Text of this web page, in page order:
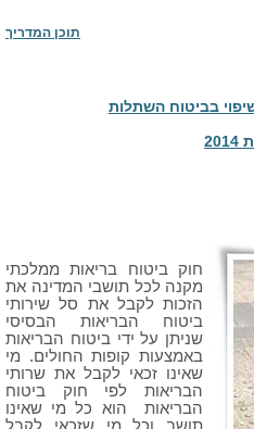
תוכן המדריך
בביטוח השתלות
חוק ביטוח בריאות ממלכתי
מקנה לכל תושבי המדינה את
הזכות לקבל את סל שירותי
ביטוח הבריאות הבסיסי
שניתן על ידי ביטוח הבריאות
באמצעות קופות החולים. מי
שאינו זכאי לקבל את שרותי
הבריאות לפי חוק ביטוח
הבריאות הוא כל מי שאינו